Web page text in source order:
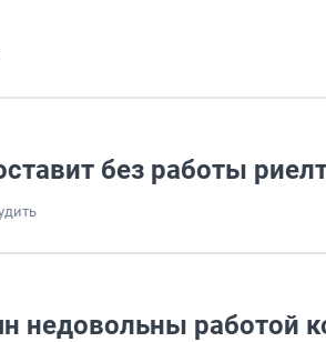
без работы
недовольны работой